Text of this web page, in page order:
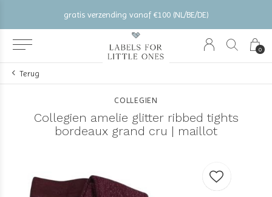
0
gratis verzending vanaf €100 (NL/BE/DE)
Terug
COLLEGIEN
Collegien amelie glitter ribbed tights
bordeaux grand cru | maillot